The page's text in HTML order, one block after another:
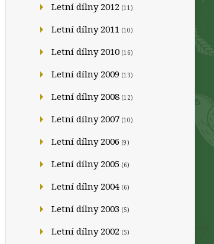
Letní dílny 2012 (11)
Letní dílny 2011 (10)
Letní dílny 2010 (16)
Letní dílny 2009 (13)
Letní dílny 2008 (12)
Letní dílny 2007 (10)
Letní dílny 2006 (9)
Letní dílny 2005 (6)
Letní dílny 2004 (6)
Letní dílny 2003 (5)
Letní dílny 2002 (5)